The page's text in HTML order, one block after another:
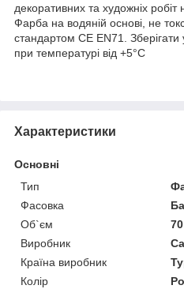
декоративних та художніх
Фарба на водяній основі, не
стандартом CE EN71. Зберігати
при температурі від +5°C
Характеристики
Основні
Тип
Фасовка
Об`єм
Виробник
Країна виробник
Колір